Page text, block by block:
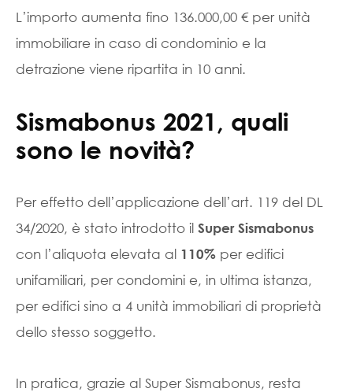
L’importo aumenta fino 136.000,00 € per unità
immobiliare in caso di condominio e la
detrazione viene ripartita in 10 anni.
Sismabonus 2021, quali
sono le novità?
Per effetto dell’applicazione dell’art. 119 del DL
34/2020, è stato introdotto il Super Sismabonus
con l’aliquota elevata al 110% per edifici
unifamiliari, per condomini e, in ultima istanza,
per edifici sino a 4 unità immobiliari di proprietà
dello stesso soggetto.
In pratica, grazie al Super Sismabonus, resta